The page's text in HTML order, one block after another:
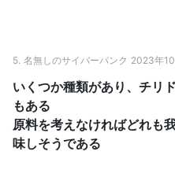
5. 名無しのサイバーパンク 2023年
いくつか種類があり、チリ
もある
原料を考えなければどれも
味しそうである